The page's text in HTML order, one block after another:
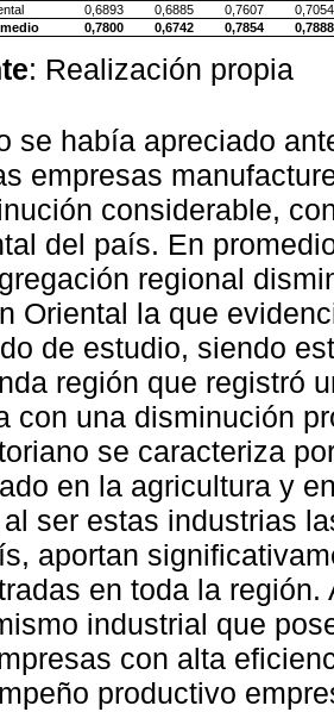
0,6893 0,6885 0,7607
0,7054
0,7800 0,6742 0,7854 0,7888
: Realización propia
se había apreciado
empresas
considerable,
del país. En
regional
Oriental la que
de estudio, siendo
región que registró
con una disminución
se caracteriza
en la agricultura y
ser estas industrias
aportan
en toda la
industrial que
con alta
productivo